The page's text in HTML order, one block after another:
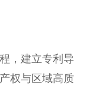
，建立专利导
权与区域高质